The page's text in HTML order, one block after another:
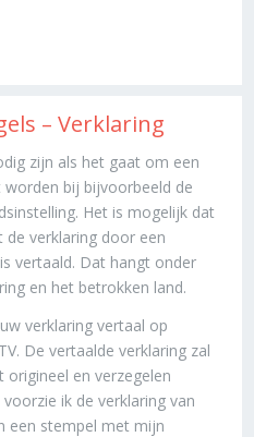
– Verklaring
zijn als het gaat om een
bij bijvoorbeeld de
Het is mogelijk dat
de verklaring door een
vertaald. Dat hangt onder
en het betrokken land.
verklaring vertaal op
De vertaalde verklaring zal
origineel en verzegelen
ik de verklaring van
een stempel met mijn